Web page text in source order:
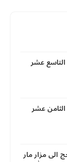
التاسع عشر
الثامن عشر
الى مزار مار